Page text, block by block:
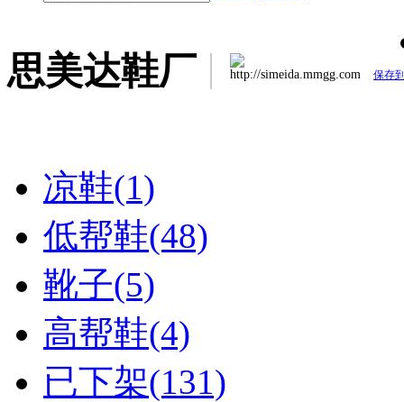
思美达鞋厂 http://simeida.mmgg.com 保存
凉鞋(1)
低帮鞋(48)
靴子(5)
高帮鞋(4)
已下架(131)